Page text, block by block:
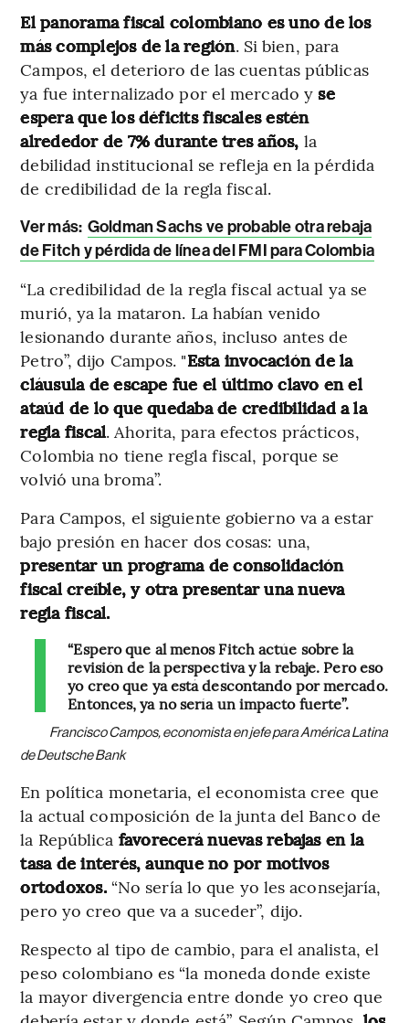
El panorama fiscal colombiano es uno de los
más complejos de la región. Si bien, para
Campos, el deterioro de las cuentas públicas
ya fue internalizado por el mercado y se
espera que los déficits fiscales estén
alrededor de 7% durante tres años, la
debilidad institucional se refleja en la pérdida
de credibilidad de la regla fiscal.
Ver más: Goldman Sachs ve probable otra rebaja
de Fitch y pérdida de línea del FMI para Colombia
“La credibilidad de la regla fiscal actual ya se
murió, ya la mataron. La habían venido
lesionando durante años, incluso antes de
Petro”, dijo Campos. "Esta invocación de la
cláusula de escape fue el último clavo en el
ataúd de lo que quedaba de credibilidad a la
regla fiscal. Ahorita, para efectos prácticos,
Colombia no tiene regla fiscal, porque se
volvió una broma”.
Para Campos, el siguiente gobierno va a estar
bajo presión en hacer dos cosas: una,
presentar un programa de consolidación
fiscal creíble, y otra presentar una nueva
regla fiscal.
“Espero que al menos Fitch actúe sobre la
revisión de la perspectiva y la rebaje. Pero eso
yo creo que ya está descontando por mercado.
Entonces, ya no sería un impacto fuerte”.
Francisco Campos, economista en jefe para América Latina
de Deutsche Bank
En política monetaria, el economista cree que
la actual composición de la junta del Banco de
la República favorecerá nuevas rebajas en la
tasa de interés, aunque no por motivos
ortodoxos.“No sería lo que yo les aconsejaría,
pero yo creo que va a suceder”, dijo.
Respecto al tipo de cambio, para el analista, el
peso colombiano es “la moneda donde existe
la mayor divergencia entre donde yo creo que